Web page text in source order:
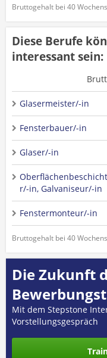
Bruttogehalt bei 40
Diese Berufe
interessant sein:
Glasermeister/-in
Fensterbauer/-in
Glaser/-in
r/-in, Galvaniseur/-in
Fenstermonteur/-in
Bruttogehalt bei 40
Die Zukunft
Mit dem Stepstone
Vorstellungsgespräch